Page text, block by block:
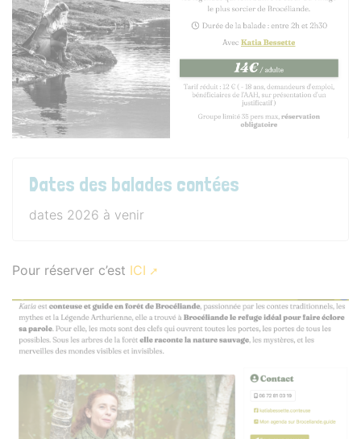
Dates des balades contées
dates 2026 à venir
Pour réserver c’est ICI